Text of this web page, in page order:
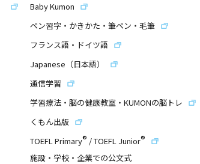
Baby Kumon
ペン習字・かきかた・筆ペン・毛筆
フランス語・ドイツ語
Japanese（日本語）
通信学習
学習療法・脳の健康教室・KUMONの脳トレ
くもん出版
TOEFL Primary® /TOEFL Junior®
施設・学校・企業での公文式